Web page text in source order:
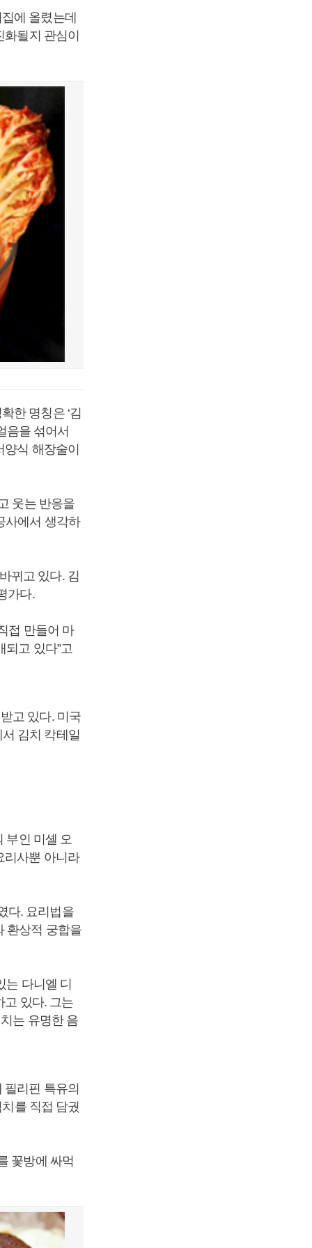
에 올렸는데
될지 관심이
한 명칭은 ‘김
음을 섞어서
식 해장술이
웃는 반응을
사에서 생각하
뀌고 있다. 김
가다.
접 만들어 마
되고 있다”고
고 있다. 미국
김치 칵테일
부인 미셸 오
리사뿐 아니라
다. 요리법을
환상적 궁합을
는 다니엘 디
고 있다. 그는
는 유명한 음
리핀 특유의
를 직접 담궜
꽃방에 싸먹